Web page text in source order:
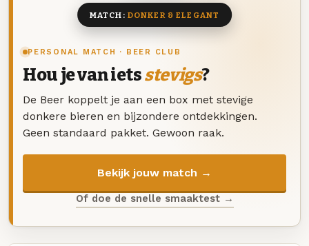
PERSONAL MATCH · BEER CLUB
Hou je van ietsstevigs?
De Beer koppelt je aan een box met stevige
donkere bieren en bijzondere ontdekkingen.
Geen standaard pakket. Gewoon raak.
Bekijk jouw match →
Of doe de snelle smaaktest →
MATCH: DONKER & ELEGANT